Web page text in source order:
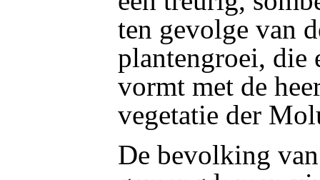
ten gevolge van
plantengroei, die
vormt met de
vegetatie der
De bevolking